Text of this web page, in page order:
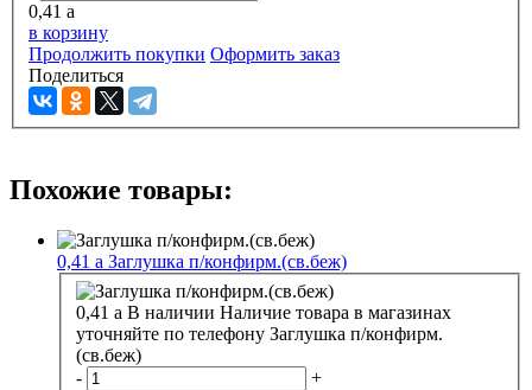
0,41 a
в корзину
Продолжить покупки Оформить заказ
Поделиться
Похожие товары:
0,41 a Заглушка п/конфирм.(св.беж)
0,41 a В наличии Наличие товара в магазинах
уточняйте по телефону Заглушка п/конфирм.
(св.беж)
-
+